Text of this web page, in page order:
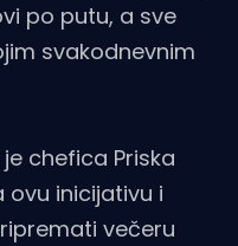
po putu, a sve
svakodnevnim
chefica Priska
ovu inicijativu i
večeru